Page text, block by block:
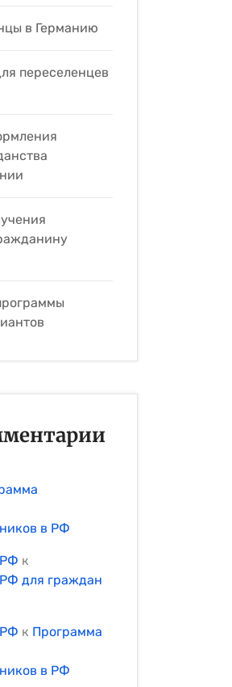
в Германию
переселенцев
в РФ
к
для граждан
к Программа
в РФ